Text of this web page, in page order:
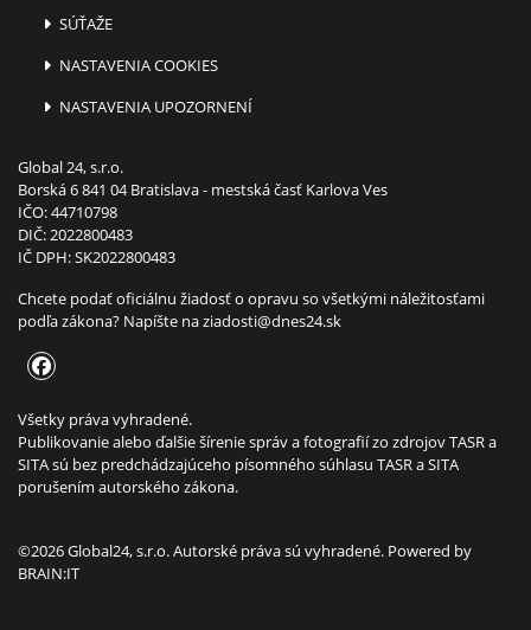
SÚŤAŽE
NASTAVENIA COOKIES
NASTAVENIA UPOZORNENÍ
Global 24, s.r.o.
Borská 6 841 04 Bratislava - mestská časť Karlova Ves
IČO: 44710798
DIČ: 2022800483
IČ DPH: SK2022800483
Chcete podať oficiálnu žiadosť o opravu so všetkými náležitosťami
podľa zákona? Napíšte naziadosti@dnes24.sk
Všetky práva vyhradené.
Publikovanie alebo ďalšie šírenie správ a fotografií zo zdrojov TASR a
SITA sú bez predchádzajúceho písomného súhlasu TASR a SITA
porušením autorského zákona.
©2026 Global24, s.r.o. Autorské práva sú vyhradené. Powered by
BRAIN:IT